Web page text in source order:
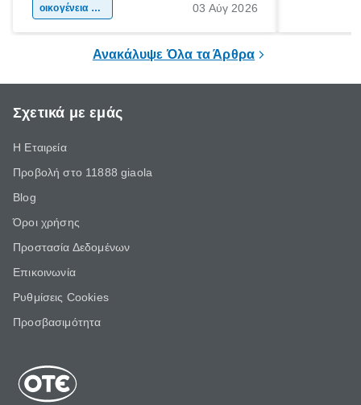
χώρας. Είτε πρόκειται για λίγες μέρες
οικογένεια & παιδί 03 Αύγ 2026
Ανακάλυψε Όλα τα Άρθρα
Σχετικά με εμάς
Η Εταιρεία
Προβολή στο 11888 giaola
Blog
Όροι χρήσης
Προστασία Δεδομένων
Επικοινωνία
Ρυθμίσεις Cookies
Προσβασιμότητα